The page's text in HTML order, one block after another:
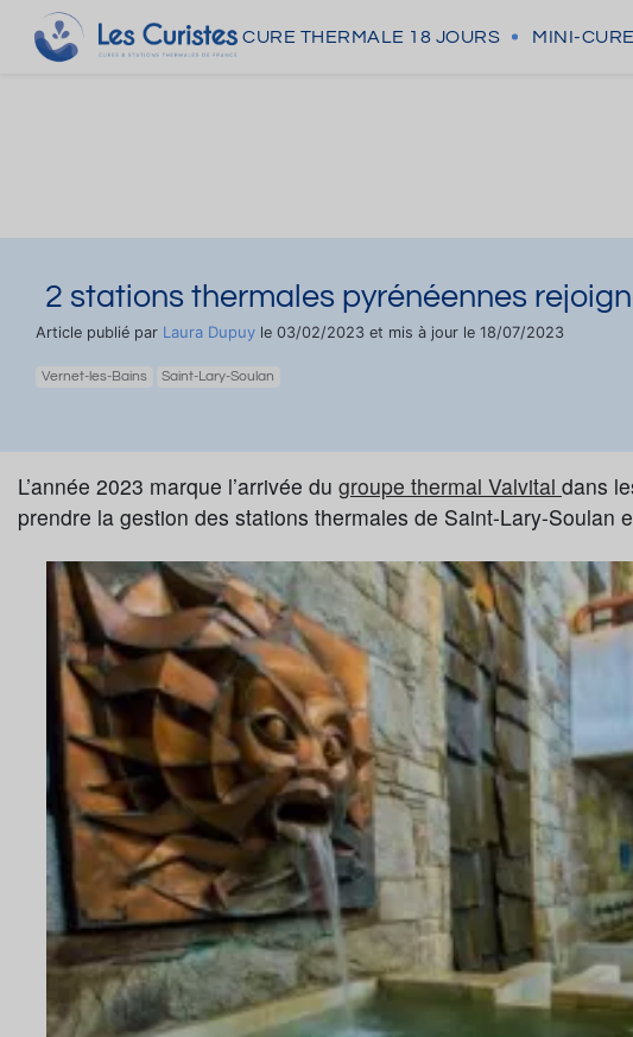
CURE THERMALE 18 JOURS MINI-CURE
2 stations thermales pyrénéennes
Article publié par Laura Dupuy le 03/02/2023 et mis à jour le 18/07/2023
Vernet-les-Bains Saint-Lary-Soulan
L’année 2023 marque l’arrivée du groupe thermal Valvital dans
prendre la gestion des stations thermales de Saint-Lary-Soulan